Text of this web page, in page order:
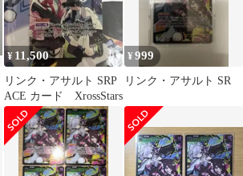
¥ 11,500
リンク・アサルト SRP
ACE カード XrossStars
¥999
リンク・アサルト SR